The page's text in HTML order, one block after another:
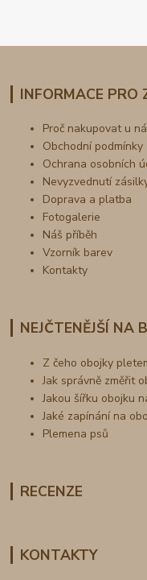
INFORMACE PRO
Proč nakupovat u
Obchodní podmínky
Ochrana osobních
Nevyzvednutí
Doprava a platba
Fotogalerie
Náš příběh
Vzorník barev
Kontakty
NEJČTENĚJŠÍ NA
Z čeho obojky
Jak správně změřit
Jakou šířku obojku
Jaké zapínání na
Plemena psů
RECENZE
KONTAKTY